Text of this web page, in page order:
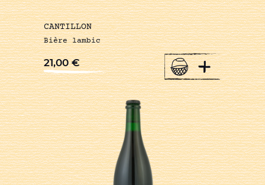
CANTILLON
Bière lambic
21,00€ +